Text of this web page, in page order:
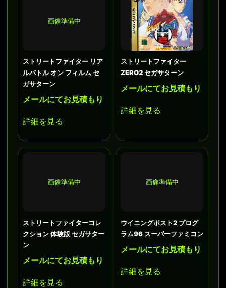
画像準備中
ストリートファイター リア
ルバトル オン フィルム セ
ガサターン
メールにてお見積もり
詳細を見る
ストリートファイター
ZERO2 セガサターン
メールにてお見積もり
詳細を見る
画像準備中
ストリートファイターコレ
クション 体験版 セガサター
ン
メールにてお見積もり
詳細を見る
画像準備中
ウイニングポスト2 プログ
ラム96 スーパーファミコン
メールにてお見積もり
詳細を見る